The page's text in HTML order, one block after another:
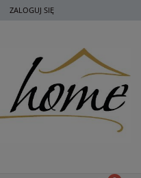
ZALOGUJ SIĘ